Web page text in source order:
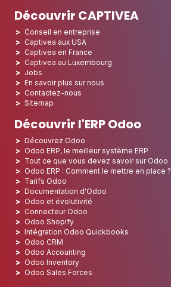
Découvrir CAPTIVEA
Conseil en entreprise
Captivea aux USA
Captivea en France
Captivea au Luxembourg
Jobs
En savoir plus sur nous
Contactez-nous
Sitemap
Découvrir l'ERP Odoo
Découvrez Odoo
Odoo ERP, le meilleur système ERP
Tout ce que vous devez savoir sur Odoo
Odoo ERP : Comment le mettre en place ?
Tarifs Odoo
Documentation d'Odoo
Odoo et évolutivité
Connecteur Odoo
Odoo Shopify
Intégration Odoo Quickbooks
Odoo CRM
Odoo Accounting
Odoo Inventory
Odoo Sales Forces